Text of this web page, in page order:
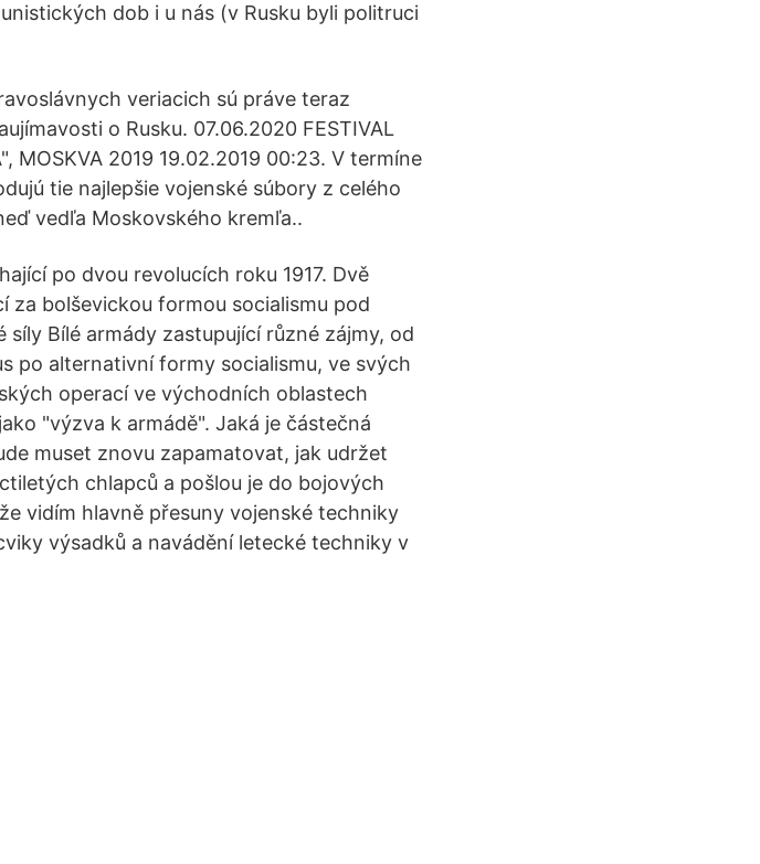
dob i u nás (v Rusku byli politruci
veriacich sú práve teraz
o Rusku. 07.06.2020 FESTIVAL
MOSKVA 2019 19.02.2019 00:23. V termíne
tie najlepšie vojenské súbory z celého
vedľa Moskovského kremľa..
po dvou revolucích roku 1917. Dvě
za bolševickou formou socialismu pod
Bílé armády zastupující různé zájmy, od
po alternativní formy socialismu, ve svých
operací ve východních oblastech
"výzva k armádě". Jaká je částečná
muset znovu zapamatovat, jak udržet
chlapců a pošlou je do bojových
vidím hlavně přesuny vojenské techniky
výsadků a navádění letecké techniky v